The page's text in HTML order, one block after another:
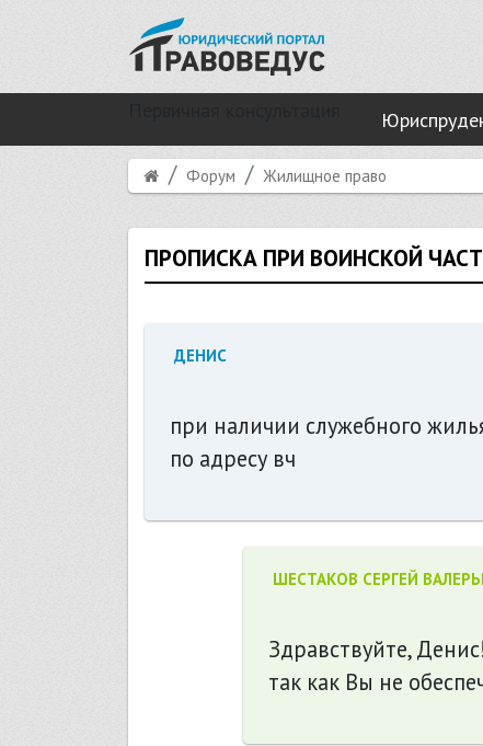
Форум Жилищное право
ПРОПИСКА ПРИ ВОИНСКОЙ
ДЕНИС
при наличии служебного
по адресу вч
ШЕСТАКОВ СЕРГЕЙ
Здравствуйте,
так как Вы не